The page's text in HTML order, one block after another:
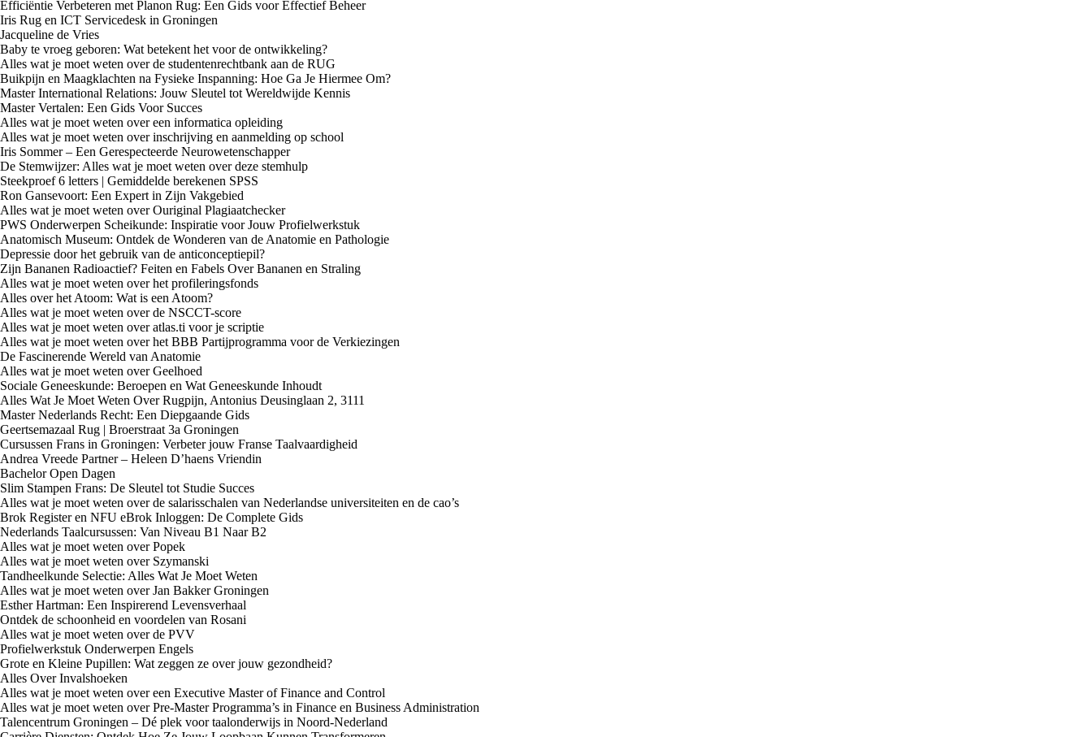
Efficiëntie Verbeteren met Planon Rug: Een Gids voor Effectief Beheer
Iris Rug en ICT Servicedesk in Groningen
Jacqueline de Vries
Baby te vroeg geboren: Wat betekent het voor de ontwikkeling?
Alles wat je moet weten over de studentenrechtbank aan de RUG
Buikpijn en Maagklachten na Fysieke Inspanning: Hoe Ga Je Hiermee Om?
Master International Relations: Jouw Sleutel tot Wereldwijde Kennis
Master Vertalen: Een Gids Voor Succes
Alles wat je moet weten over een informatica opleiding
Alles wat je moet weten over inschrijving en aanmelding op school
Iris Sommer – Een Gerespecteerde Neurowetenschapper
De Stemwijzer: Alles wat je moet weten over deze stemhulp
Steekproef 6 letters | Gemiddelde berekenen SPSS
Ron Gansevoort: Een Expert in Zijn Vakgebied
Alles wat je moet weten over Ouriginal Plagiaatchecker
PWS Onderwerpen Scheikunde: Inspiratie voor Jouw Profielwerkstuk
Anatomisch Museum: Ontdek de Wonderen van de Anatomie en Pathologie
Depressie door het gebruik van de anticonceptiepil?
Zijn Bananen Radioactief? Feiten en Fabels Over Bananen en Straling
Alles wat je moet weten over het profileringsfonds
Alles over het Atoom: Wat is een Atoom?
Alles wat je moet weten over de NSCCT-score
Alles wat je moet weten over atlas.ti voor je scriptie
Alles wat je moet weten over het BBB Partijprogramma voor de Verkiezingen
De Fascinerende Wereld van Anatomie
Alles wat je moet weten over Geelhoed
Sociale Geneeskunde: Beroepen en Wat Geneeskunde Inhoudt
Alles Wat Je Moet Weten Over Rugpijn, Antonius Deusinglaan 2, 3111
Master Nederlands Recht: Een Diepgaande Gids
Geertsemazaal Rug | Broerstraat 3a Groningen
Cursussen Frans in Groningen: Verbeter jouw Franse Taalvaardigheid
Andrea Vreede Partner – Heleen D’haens Vriendin
Bachelor Open Dagen
Slim Stampen Frans: De Sleutel tot Studie Succes
Alles wat je moet weten over de salarisschalen van Nederlandse universiteiten en de cao’s
Brok Register en NFU eBrok Inloggen: De Complete Gids
Nederlands Taalcursussen: Van Niveau B1 Naar B2
Alles wat je moet weten over Popek
Alles wat je moet weten over Szymanski
Tandheelkunde Selectie: Alles Wat Je Moet Weten
Alles wat je moet weten over Jan Bakker Groningen
Esther Hartman: Een Inspirerend Levensverhaal
Ontdek de schoonheid en voordelen van Rosani
Alles wat je moet weten over de PVV
Profielwerkstuk Onderwerpen Engels
Grote en Kleine Pupillen: Wat zeggen ze over jouw gezondheid?
Alles Over Invalshoeken
Alles wat je moet weten over een Executive Master of Finance and Control
Alles wat je moet weten over Pre-Master Programma’s in Finance en Business Administration
Talencentrum Groningen – Dé plek voor taalonderwijs in Noord-Nederland